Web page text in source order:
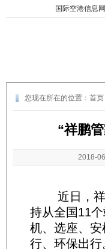
国际空港信息网
您现在所在的位置： 首页
“祥鹏
2018-
近日，祥鹏
持从全国11
机、选座、
行、环保出行